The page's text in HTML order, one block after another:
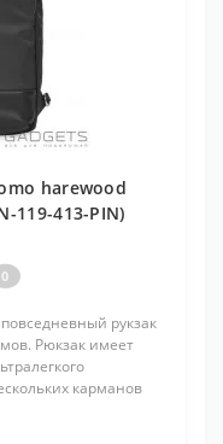
harewood
119-413-PIN)
0
рукзак
Рюкзак имеет
карманов